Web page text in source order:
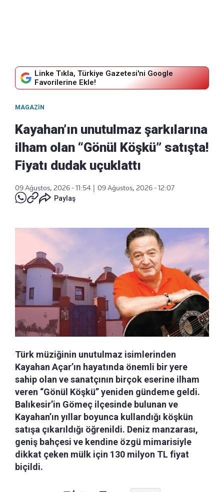
Linke Tıkla, Türkiye Gazetesi'ni Google
Favorilerine Ekle!
MAGAZIN
Kayahan’ın unutulmaz şarkılarına
ilham olan “Gönül Köşkü” satışta!
Fiyatı dudak uçuklattı
09 Ağustos, 2026 - 11:54
09 Ağustos, 2026 - 12:07
Paylaş
Türk müziğinin unutulmaz isimlerinden
Kayahan Açar’ın hayatında önemli bir yere
sahip olan ve sanatçının birçok eserine ilham
veren “Gönül Köşkü” yeniden gündeme geldi.
Balıkesir’in Gömeç ilçesinde bulunan ve
Kayahan’ın yıllar boyunca kullandığı köşkün
satışa çıkarıldığı öğrenildi. Deniz manzarası,
geniş bahçesi ve kendine özgü mimarisiyle
dikkat çeken mülk için 130 milyon TL fiyat
biçildi.